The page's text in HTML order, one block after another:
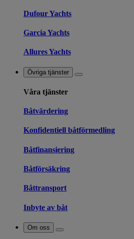
Dufour Yachts
Garcia Yachts
Allures Yachts
Övriga tjänster
Våra tjänster
Båtvärdering
Konfidentiell båtförmedling
Båtfinansiering
Båtförsäkring
Båttransport
Inbyte av båt
Om oss